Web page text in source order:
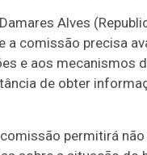
Alves
a comissão precisa
e aos mecanismos
de obter
permitirá